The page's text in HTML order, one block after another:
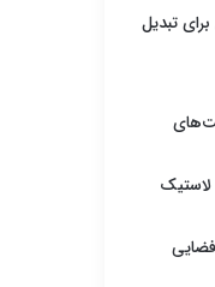
تبدیل
لاستیک